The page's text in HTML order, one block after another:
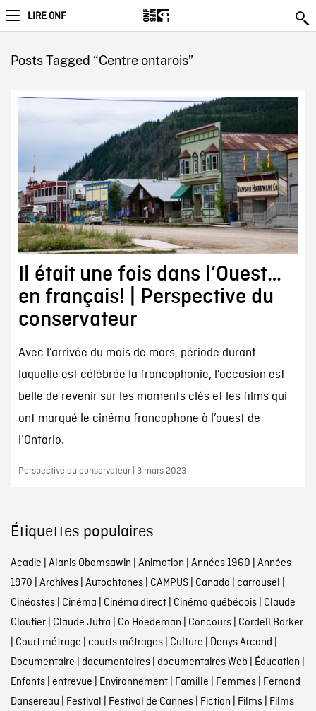
LIRE ONF
Posts Tagged “Centre ontarois”
Il était une fois dans l’Ouest…
en français! | Perspective du
conservateur
Avec l’arrivée du mois de mars, période durant
laquelle est célébrée la francophonie, l’occasion est
belle de revenir sur les moments clés et les films qui
ont marqué le cinéma francophone à l’ouest de
l’Ontario.
Perspective du conservateur | 3 mars 2023
Étiquettes populaires
Acadie Alanis Obomsawin Animation Années 1960 Années
1970 Archives| Autochtones| CAMPUS| Canada carrousel
Cinéastes| Cinéma Cinéma direct| Cinéma québécois| Claude
Cloutier| Claude Jutra Co Hoedeman Concours| Cordell Barker
Court métrage courts métrages| Culture Denys Arcand
Documentaire documentaires| documentaires Web Éducation
Enfants| entrevue Environnement| Famille Femmes| Fernand
Dansereau Festival Festival de Cannes| Fiction Films| Films